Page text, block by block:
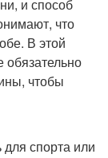
и способ
что
В этой
чтобы
для спорта или